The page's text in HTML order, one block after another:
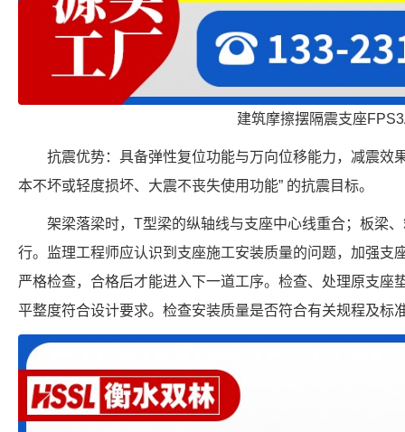
建筑摩擦摆隔震支座
抗震优势：具备弹性复位功能与万向位移能力，减震效
本不坏或轻度损坏、大震不丧失使用功能” 的抗震目标。
架梁落梁时，T型梁的纵轴线与支座中心线重合；板梁
行。监理工程师应认识到支座施工安装质量的问题，加强支
严格检查，合格后才能进入下一道工序。检查、处理原支座
平整度符合设计要求。检查安装质量是否符合有关规程及标